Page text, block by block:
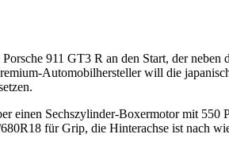
911 GT3 R an den Start, der
Automobilhersteller will die
einen Sechszylinder-Boxermotor mit 550
für Grip, die Hinterachse ist nach